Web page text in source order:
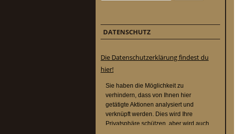
DATENSCHUTZ
Die Datenschutzerklärung findest du
hier!